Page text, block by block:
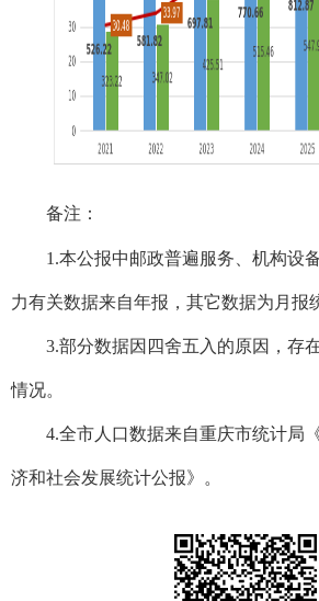
备注：
1.本公报中邮政普遍服务、机构设
力有关数据来自年报，其它数据为月报
3.部分数据因四舍五入的原因，存
情况。
4.全市人口数据来自重庆市统计局
济和社会发展统计公报》。